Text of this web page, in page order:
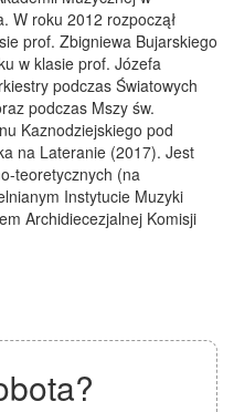
W roku 2012 rozpoczął
prof. Zbigniewa Bujarskiego
w klasie prof. Józefa
podczas Światowych
podczas Mszy św.
Kaznodziejskiego pod
na Lateranie (2017). Jest
teoretycznych (na
Instytucie Muzyki
Archidiecezjalnej Komisji